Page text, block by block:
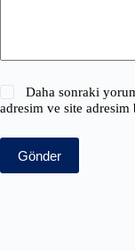
Daha sonraki
adresim ve site adresim
Gönder